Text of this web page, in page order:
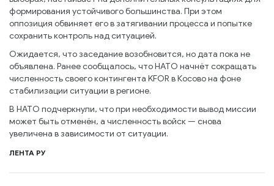
формирования устойчивого большинства. При этом
оппозиция обвиняет его в затягивании процесса и попытке
сохранить контроль над ситуацией.
Ожидается, что заседание возобновится, но дата пока не
объявлена. Ранее сообщалось, что НАТО начнёт сокращать
численность своего контингента KFOR в Косово на фоне
стабилизации ситуации в регионе.
В НАТО подчеркнули, что при необходимости вывод миссии
может быть отменён, а численность войск — снова
увеличена в зависимости от ситуации.
ЛЕНТА РУ